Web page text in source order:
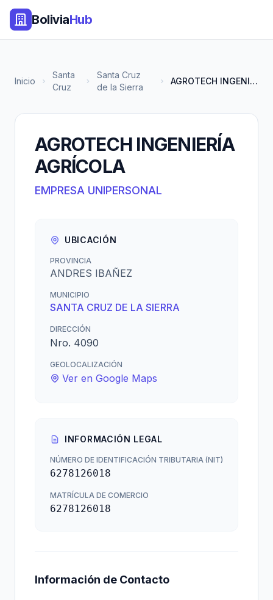
BoliviaHub
Inicio
Santa
Cruz
Santa Cruz
de la Sierra
AGROTECH INGENIERÍA AGRÍCOLA
AGROTECH INGENIERÍA
AGRÍCOLA
EMPRESA UNIPERSONAL
UBICACIÓN
PROVINCIA
ANDRES IBAÑEZ
MUNICIPIO
SANTA CRUZ DE LA SIERRA
DIRECCIÓN
Nro. 4090
GEOLOCALIZACIÓN
Ver en Google Maps
INFORMACIÓN LEGAL
NÚMERO DE IDENTIFICACIÓN TRIBUTARIA (NIT)
6278126018
MATRÍCULA DE COMERCIO
6278126018
Información de Contacto